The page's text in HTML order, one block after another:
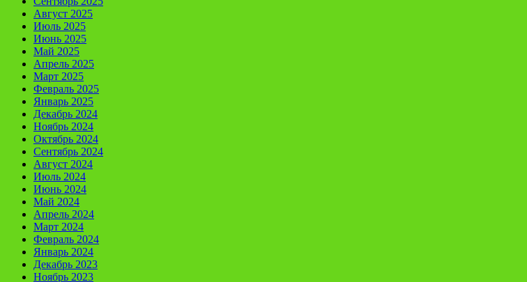
Август 2025
Июль 2025
Июнь 2025
Май 2025
Апрель 2025
Март 2025
Февраль 2025
Январь 2025
Декабрь 2024
Ноябрь 2024
Октябрь 2024
Сентябрь 2024
Август 2024
Июль 2024
Июнь 2024
Май 2024
Апрель 2024
Март 2024
Февраль 2024
Январь 2024
Декабрь 2023
Ноябрь 2023